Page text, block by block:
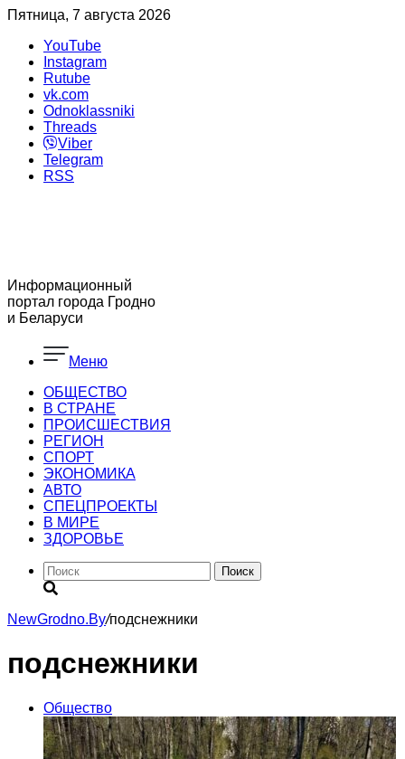
Пятница, 7 августа 2026
YouTube
Instagram
Rutube
vk.com
Odnoklassniki
Threads
Viber
Telegram
RSS
Информационный
портал города Гродно
и Беларуси
Меню
ОБЩЕСТВО
В СТРАНЕ
ПРОИСШЕСТВИЯ
РЕГИОН
CПОРТ
ЭКОНОМИКА
АВТО
СПЕЦПРОЕКТЫ
В МИРЕ
ЗДОРОВЬЕ
Поиск
NewGrodno.By/подснежники
подснежники
Общество